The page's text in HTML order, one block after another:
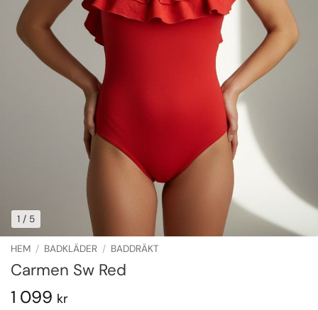
1 / 5
HEM / BADKLÄDER / BADDRÄKT
Carmen Sw Red
1 099 kr